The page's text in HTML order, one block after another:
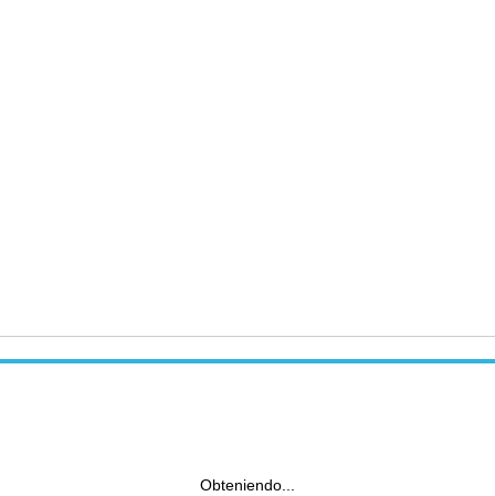
Obteniendo...